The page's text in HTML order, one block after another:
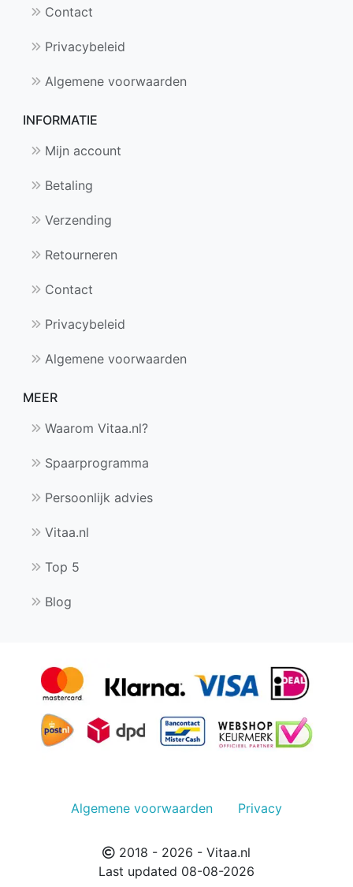
Contact
Privacybeleid
Algemene voorwaarden
INFORMATIE
Mijn account
Betaling
Verzending
Retourneren
Contact
Privacybeleid
Algemene voorwaarden
MEER
Waarom Vitaa.nl?
Spaarprogramma
Persoonlijk advies
Vitaa.nl
Top 5
Blog
Algemene voorwaarden Privacy
2018 - 2026 - Vitaa.nl
Last updated 08-08-2026